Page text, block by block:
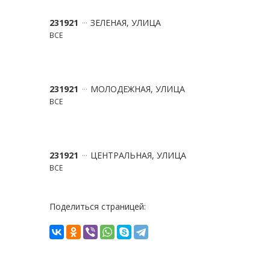
231921 ЗЕЛЕНАЯ, УЛИЦА
ВСЕ
231921 МОЛОДЕЖНАЯ, УЛИЦА
ВСЕ
231921 ЦЕНТРАЛЬНАЯ, УЛИЦА
ВСЕ
Поделиться страницей: